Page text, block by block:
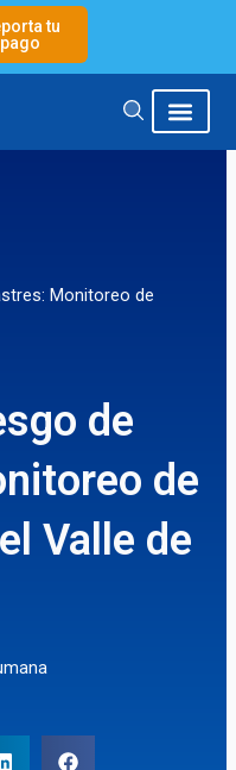
tu
pago
Monitoreo de
de
de
Valle de